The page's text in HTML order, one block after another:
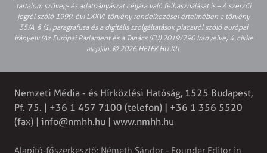
tartalom szöveg- és adatbányászat céljára való felhasználását is – A szerzői
jogról szóló 1999. évi LXXVI. törvény rendelkezései értelmében a törvény
35/A. § (1) paragrafusa és a digitális szolgáltatások piacairól szóló európai
irányelv (Az Európai Parlament és a Tanács (EU) 2019/790 Irányelve) 4. cikke
alapján. © 2026 HETEK.HU Kft.
Nemzeti Média - és Hírközlési Hatóság, 1525 Budapest,
Pf. 75. | +36 1 457 7100 (telefon) | +36 1 356 5520
(fax) | info@nmhh.hu | www.nmhh.hu
Alapító-főszerkesztő: Németh Sándor - Founder Editor in